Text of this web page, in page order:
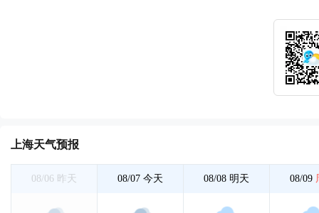
上海天气预报
08/06 昨天 08/07 今天 08/08 明天 08/09